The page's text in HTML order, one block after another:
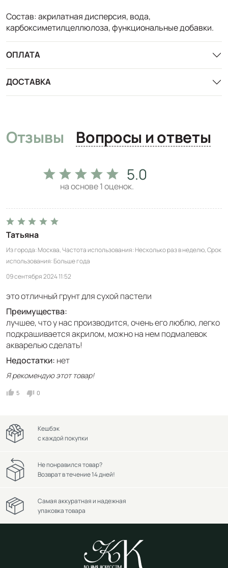
Состав: акрилатная дисперсия, вода,
карбоксиметилцеллюлоза, функциональные добавки.
ОПЛАТА
ДОСТАВКА
Отзывы Вопросы и ответы
5.0
на основе1оценок.
Татьяна
Из города Москва Частота использования Несколько раз в неделю Срок
использования Больше года
09 сентября 2024 11:52
это отличный грунт для сухой пастели
Преимущества:
лучшее, что у нас производится, очень его люблю, легко
подкрашивается акрилом, можно на нем подмалевок
акварелью сделать!
Недостатки: нет
Я рекомендую этот товар!
5 0
Кешбэк
с каждой покупки
Не понравился товар?
Возврат в течение 14 дней!
Самая аккуратная и надежная
упаковка товара